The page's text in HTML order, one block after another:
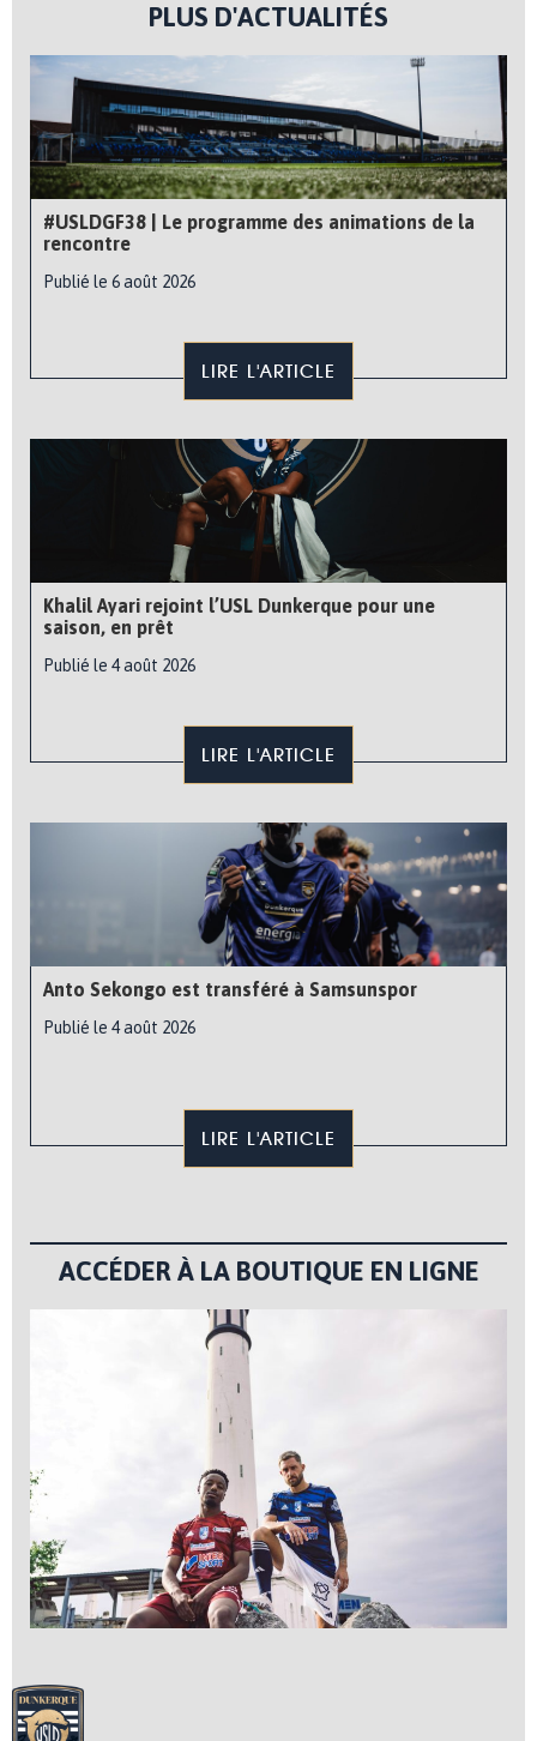
PLUS D'ACTUALITÉS
#USLDGF38 | Le programme des animations de la
rencontre
Publié le 6 août 2026
LIRE L'ARTICLE
Khalil Ayari rejoint l’USL Dunkerque pour une
saison, en prêt
Publié le 4 août 2026
LIRE L'ARTICLE
Anto Sekongo est transféré à Samsunspor
Publié le 4 août 2026
LIRE L'ARTICLE
ACCÉDER À LA BOUTIQUE EN LIGNE